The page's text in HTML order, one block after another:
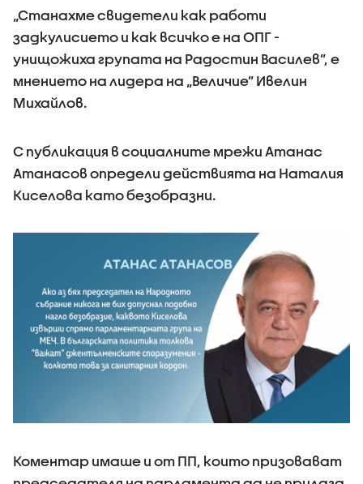
„Станахме свидетели как работи
задкулисието и как всичко е на ОПГ -
унищожиха групата на Радостин Василев”, е
мнението на лидера на „Величие” Ивелин
Михайлов.
С публикация в социалните мрежи Атанас
Атанасов определи действията на Наталия
Киселова като безобразни.
Коментар имаше и от ПП, които призовават